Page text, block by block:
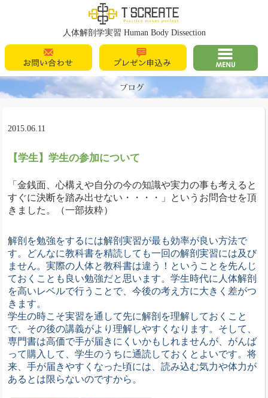
T's Create
人体解剖学実習 Human Body Dissection
お問い合わせ
プレゼン申込
み
MENU
2015.06.11
【学生】学生の参加について
「金銭面、心構えや自分の今の知識や実力の事も考えると
すぐに決断を踏み出せない・・・・」
というお問合せを頂
きました。（一部抜粋）
解剖を勉強をするには解剖実習が最も効率が良い方法で
す。どんなに教科書を精読しても一回の解剖実習には及び
ません。実際の人体と教科書は違う！ということを先んじ
ておくことも良い勉強だと思います。学生時代に人体解剖
を高いレベルで行うことで、今後の考え方に大きく差がつ
きます。
学生の時こそ実習を通して先に解剖を理解しておくこと
で、その後の講義がより理解しやすくなります。そして、
専門書は高価で手が届きにくいかもしれませんが、がんば
って購入して、学生のうちに通読しておくとよいです。将
来、手が届きやすくなった頃には、読み込む気力や体力が
あるとは限らないのですから。